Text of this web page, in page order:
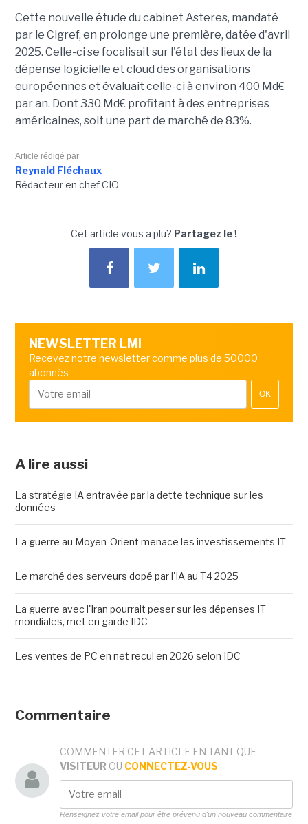
Cette nouvelle étude du cabinet Asteres, mandaté
par le Cigref, en prolonge une première, datée d'avril
2025. Celle-ci se focalisait sur l'état des lieux de la
dépense logicielle et cloud des organisations
européennes et évaluait celle-ci à environ 400 Md€
par an. Dont 330 Md€ profitant à des entreprises
américaines, soit une part de marché de 83%.
Article rédigé par
Reynald Fléchaux
Rédacteur en chef CIO
Cet article vous a plu? Partagez le !
NEWSLETTER LMI
Recevez notre newsletter comme plus de 50000
abonnés
OK
A lire aussi
La stratégie IA entravée par la dette technique sur les
données
La guerre au Moyen-Orient menace les investissements IT
Le marché des serveurs dopé par l'IA au T4 2025
La guerre avec l'Iran pourrait peser sur les dépenses IT
mondiales, met en garde IDC
Les ventes de PC en net recul en 2026 selon IDC
Commentaire
COMMENTER CET ARTICLE EN TANT QUE
VISITEUR OU CONNECTEZ-VOUS
Renseignez votre email pour être prévenu d'un nouveau commentaire